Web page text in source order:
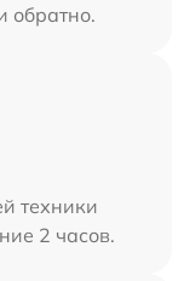
обратно.
техники
2 часов.